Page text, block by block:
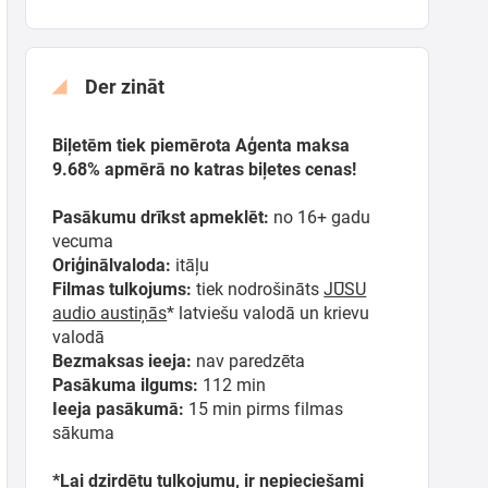
Der zināt
Biļetēm tiek piemērota Aģenta maksa
9.68% apmērā no katras biļetes cenas!
Pasākumu drīkst apmeklēt: no 16+ gadu
vecuma
Oriģinālvaloda: itāļu
Filmas tulkojums:tiek nodrošinātsJŪSU
audio austiņās* latviešu valodā un krievu
valodā
Bezmaksas ieeja: nav paredzēta
Pasākuma ilgums: 112 min
Ieeja pasākumā: 15 min pirms filmas
sākuma
*Lai dzirdētu tulkojumu, ir nepieciešami